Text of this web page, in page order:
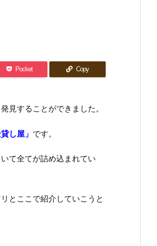
Pocket Copy
見することができました。
し屋」 です。
て全てが詰め込まれてい
とここで紹介していこうと